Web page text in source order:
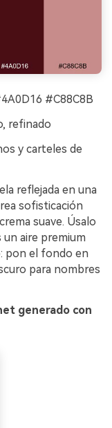
#C88C8B
refinado
y carteles de
reflejada en una
sofisticación
suave. Úsalo
aire premium
pon el fondo en
para nombres
generado con